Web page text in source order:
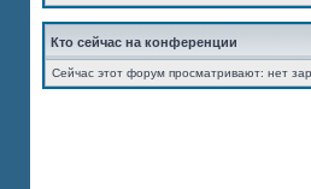
Кто сейчас на конференции
Сейчас этот форум просматривают: нет